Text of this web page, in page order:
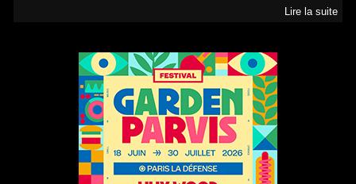
Lire la suite